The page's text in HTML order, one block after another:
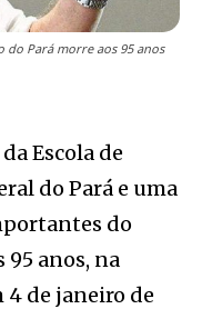
do Pará morre aos 95 anos
Escola de
do Pará e uma
do
anos, na
4 de janeiro de